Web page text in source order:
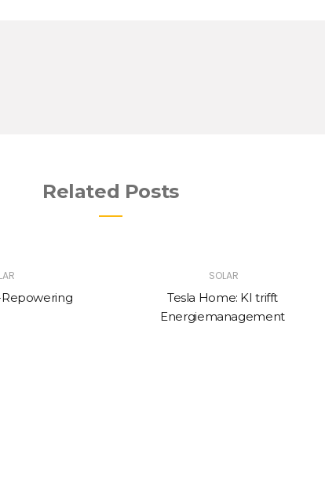
Related Posts
SOLAR
Tesla Home: KI trifft
Energiemanagement